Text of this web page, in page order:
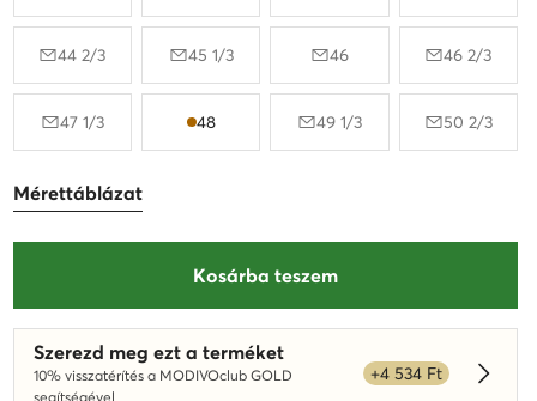
44 2/3 45 1/3 46 46 2/3
47 1/3 48 49 1/3 50 2/3
Mérettáblázat
Kosárba teszem
Szerezd meg ezt a terméket
10% visszatérítés a MODIVOclub GOLD
segítségével
+4 534 Ft